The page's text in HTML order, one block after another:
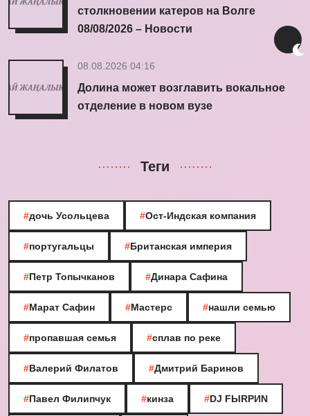
столкновении катеров на Волге
08/08/2026 – Новости
08.08.2026 04:16
Долина может возглавить вокальное
отделение в новом вузе
Теги
#дочь Усольцева #Ост-Индская компания
#португальцы #Британская империя
#Петр Топычканов #Динара Сафина
#Марат Сафин #Мастерс #нашли семью
#пропавшая семья #сплав по реке
#Валерий Филатов #Дмитрий Баринов
#Павел Филипчук #кинза #DJ FЫRРИN